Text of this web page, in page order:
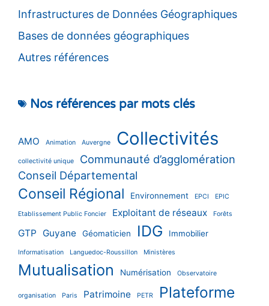
Infrastructures de Données Géographiques
Bases de données géographiques
Autres références
Nos références par mots clés
AMO Animation Auvergne Collectivités
collectivité unique
Communauté d’agglomération
Conseil Départemental
Conseil Régional Environnement EPCI EPIC
Etablissement Public Foncier Exploitant de réseaux Forêts
GTP Guyane Géomaticien IDG Immobilier
Informatisation Languedoc-Roussillon Ministères
Mutualisation Numérisation Observatoire
organisation Paris Patrimoine PETR Plateforme